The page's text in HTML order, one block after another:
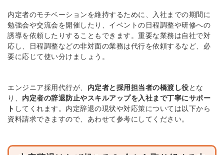
内定者のモチベーションを維持するために、入社までの期間に
勉強会や交流会を開催したり、 イベントの日程調整や研修への
誘導を依頼 したりすること もできます。 重要な業務は自社で対
応し、日程調整などの非対面の業務は代行を依頼するなど、必
要に応じて使い分けましょう。
エンジニア採用代行が、 内定者と採用担当者の橋渡し役と な
り、 内定者の辞退防止やスキルアップを入社まで丁寧にサポー
ト してくれます 。 内定辞退の現状や対応策については以下から
資料請求できますので、あわせて参考にしてください。